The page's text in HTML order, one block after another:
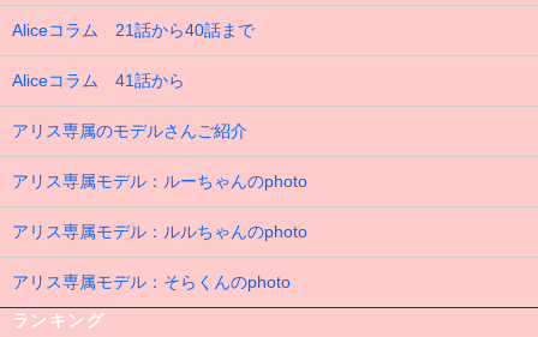
Aliceコラム 21話から40話まで
Aliceコラム 41話から
アリス専属のモデルさんご紹介
アリス専属モデル：ルーちゃんのphoto
アリス専属モデル：ルルちゃんのphoto
アリス専属モデル：そらくんのphoto
ランキング